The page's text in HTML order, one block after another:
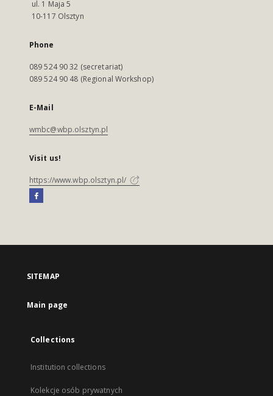
ul. 1 Maja 5
10-117 Olsztyn
Phone
089 524 90 32 (secretariat)
089 524 90 48 (Regional Workshop)
E-Mail
wmbc@wbp.olsztyn.pl
Visit us!
https://www.wbp.olsztyn.pl/
SITEMAP
Main page
Collections
Institution collections
Kolekcje osób prywatnych